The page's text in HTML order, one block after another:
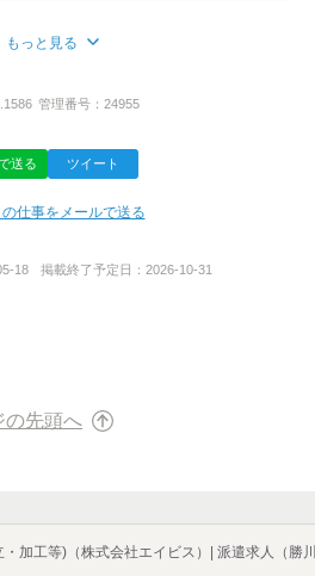
3番6号 NBF名古屋広小路ビル5F
もっと見る
1586 管理番号： 24955
送る ツイート
の仕事をメールで送る
18 掲載終了予定日： 2026-10-31
の先頭へ
加工等)（株式会社エイビス）| 派遣求人（勝